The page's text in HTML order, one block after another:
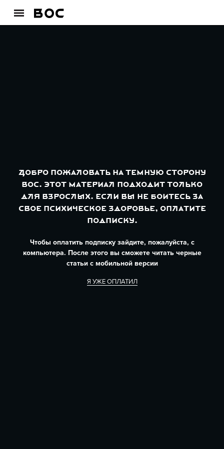
Добро пожаловать на темную сторону
ВОС. Этот материал подходит только
для взрослых. Если вы не боитесь за
свое психическое здоровье, оплатите
подписку.
Чтобы оплатить подписку зайдите, пожалуйста, с
компьютера. После этого вы сможете читать черные
статьи с мобильной версии
Я УЖЕ ОПЛАТИЛ